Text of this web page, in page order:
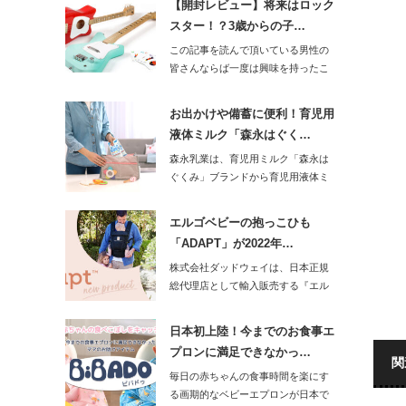
【開封レビュー】将来はロック
スター！？3歳からの子…
この記事を読んで頂いている男性の
皆さんならば一度は興味を持ったこ
お出かけや備蓄に便利！育児用
液体ミルク「森永はぐく…
森永乳業は、育児用ミルク「森永は
ぐくみ」ブランドから育児用液体ミ
エルゴベビーの抱っこひも
「ADAPT」が2022年…
株式会社ダッドウェイは、日本正規
総代理店として輸入販売する『エル
日本初上陸！今までのお食事エ
プロンに満足できなかっ…
毎日の赤ちゃんの食事時間を楽にす
る画期的なベビーエプロンが日本で